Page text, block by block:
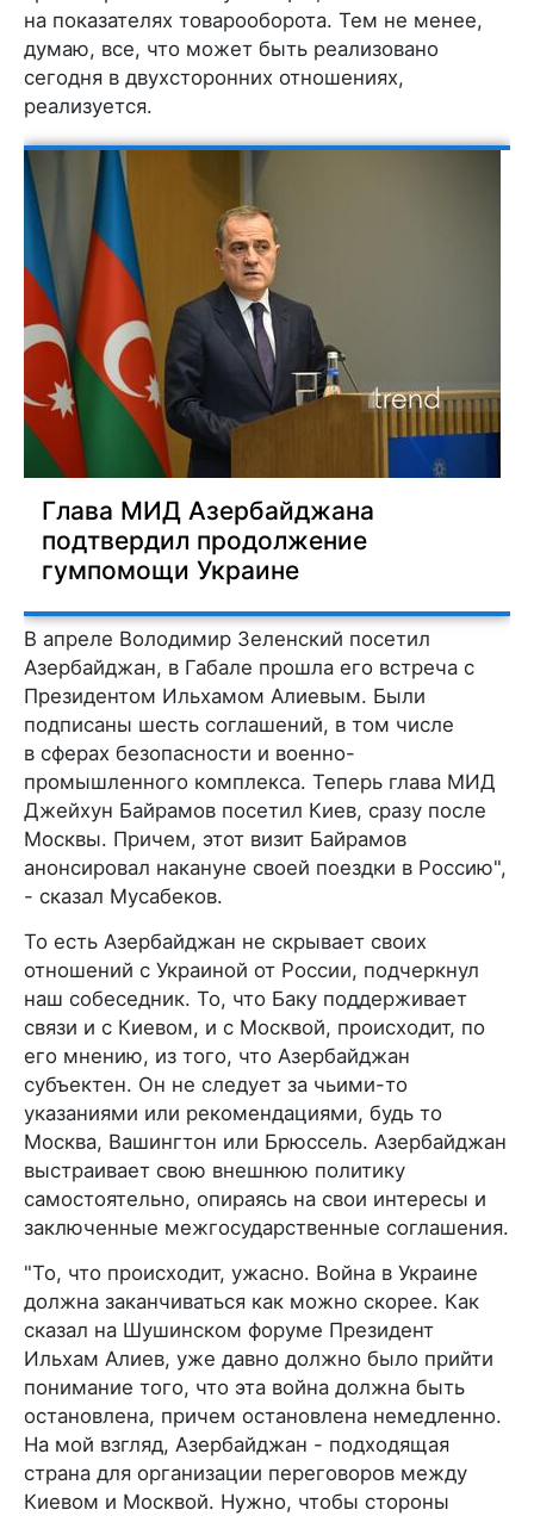
на показателях товарооборота. Тем не менее,
думаю, все, что может быть реализовано
сегодня в двухсторонних отношениях,
реализуется.
Глава МИД Азербайджана
подтвердил продолжение
гумпомощи Украине
В апреле Володимир Зеленский посетил
Азербайджан, в Габале прошла его встреча с
Президентом Ильхамом Алиевым. Были
подписаны шесть соглашений, в том числе
в сферах безопасности и военно-
промышленного комплекса. Теперь глава МИД
Джейхун Байрамов посетил Киев, сразу после
Москвы. Причем, этот визит Байрамов
анонсировал накануне своей поездки в Россию",
- сказал Мусабеков.
То есть Азербайджан не скрывает своих
отношений с Украиной от России, подчеркнул
наш собеседник. То, что Баку поддерживает
связи и с Киевом, и с Москвой, происходит, по
его мнению, из того, что Азербайджан
субъектен. Он не следует за чьими-то
указаниями или рекомендациями, будь то
Москва, Вашингтон или Брюссель. Азербайджан
выстраивает свою внешнюю политику
самостоятельно, опираясь на свои интересы и
заключенные межгосударственные соглашения.
"То, что происходит, ужасно. Война в Украине
должна заканчиваться как можно скорее. Как
сказал на Шушинском форуме Президент
Ильхам Алиев, уже давно должно было прийти
понимание того, что эта война должна быть
остановлена, причем остановлена немедленно.
На мой взгляд, Азербайджан - подходящая
страна для организации переговоров между
Киевом и Москвой. Нужно, чтобы стороны